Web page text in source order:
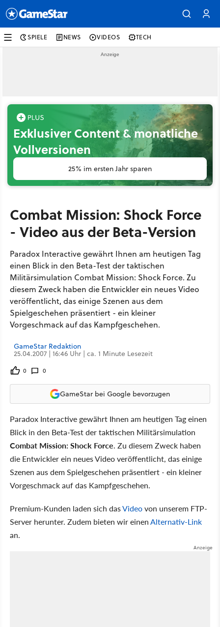
SPIELE NEWS VIDEOS TECH
Exklusiver Content & monatliche
Vollversionen
25% im ersten Jahr sparen
Combat Mission: Shock Force
- Video aus der Beta-Version
Paradox Interactive gewährt Ihnen am heutigen Tag
einen Blick in den Beta-Test der taktischen
Militärsimulation Combat Mission: Shock Force. Zu
diesem Zweck haben die Entwickler ein neues Video
veröffentlicht, das einige Szenen aus dem
Spielgeschehen präsentiert - ein kleiner
Vorgeschmack auf das Kampfgeschehen.
GameStar Redaktion
25.04.2007 | 16:46 Uhr | ca. 1 Minute Lesezeit
0 0
GameStar bei Google bevorzugen
Paradox Interactive gewährt Ihnen am heutigen Tag einen
Blick in den Beta-Test der taktischen Militärsimulation
Combat Mission: Shock Force. Zu diesem Zweck haben
die Entwickler ein neues Video veröffentlicht, das einige
Szenen aus dem Spielgeschehen präsentiert - ein kleiner
Vorgeschmack auf das Kampfgeschehen.
Premium-Kunden laden sich dasVideovon unserem FTP-
Server herunter. Zudem bieten wir einenAlternativ-Link
an.